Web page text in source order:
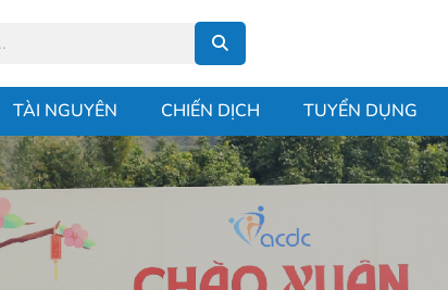
TÀI NGUYÊN CHIẾN DỊCH TUYỂN DỤNG